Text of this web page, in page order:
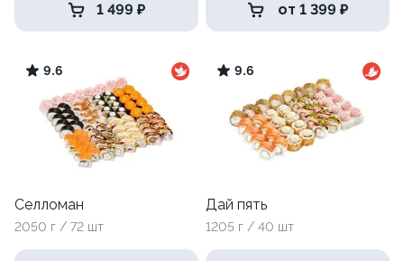
1 499 ₽ от 1 399 ₽
9.6
Селломан
2050 г / 72 шт
9.6
Дай пять
1205 г / 40 шт